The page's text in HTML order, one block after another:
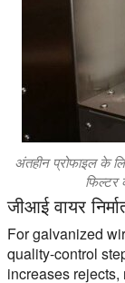
अंतहीन प्रोफाइल के
जीआई वायर
For galvanized
quality-control
increases